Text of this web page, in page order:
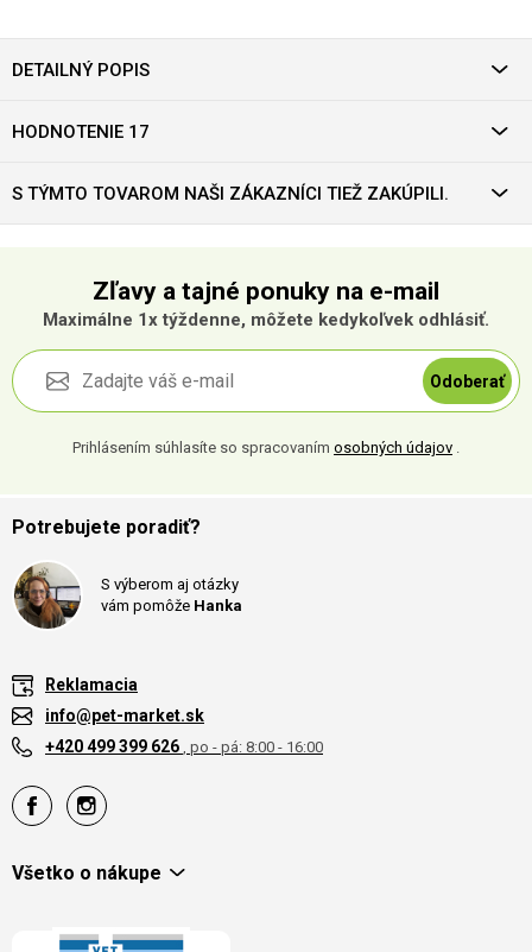
DETAILNÝ POPIS
HODNOTENIE 17
S TÝMTO TOVAROM NAŠI ZÁKAZNÍCI TIEŽ ZAKÚPILI.
Zľavy a tajné ponuky na e-mail
Maximálne 1x týždenne, môžete kedykoľvek odhlásiť.
Odoberať
Prihlásením súhlasíte so spracovaním osobných údajov .
Potrebujete poradiť?
S výberom aj otázky
vám pomôže Hanka
Reklamacia
info@pet-market.sk
+420 499 399 626 , po - pá: 8:00 - 16:00
Všetko o nákupe